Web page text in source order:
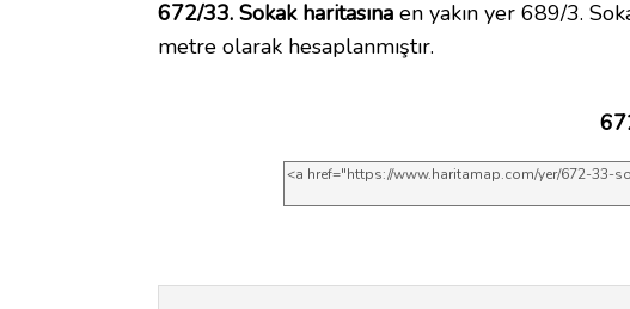
672/33. Sokak haritasına en yakın yer 689/3.
metre olarak hesaplanmıştır.